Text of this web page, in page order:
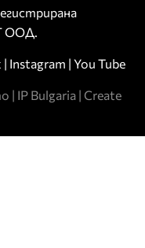
ООД.
| Instagram | You Tube
| IP Bulgaria | Create